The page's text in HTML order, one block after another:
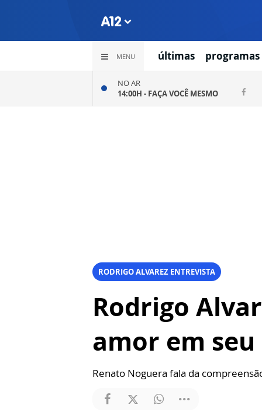
MENU últimas programas
NO AR
14:00H - FAÇA VOCÊ MESMO
RODRIGO ALVAREZ ENTREVISTA
Rodrigo
amor em
Renato Noguera fala da